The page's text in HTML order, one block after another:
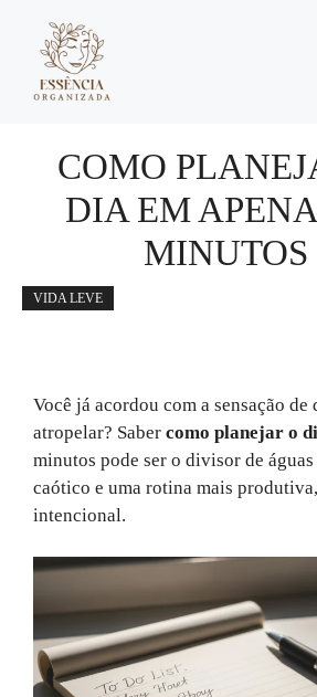
conteúdo
COMO
DIA EM
MINUTOS
VIDA LEVE
Você já acordou com a sensação de
atropelar? Saber como planejar o
minutos pode ser o divisor de
caótico e uma rotina mais
intencional.